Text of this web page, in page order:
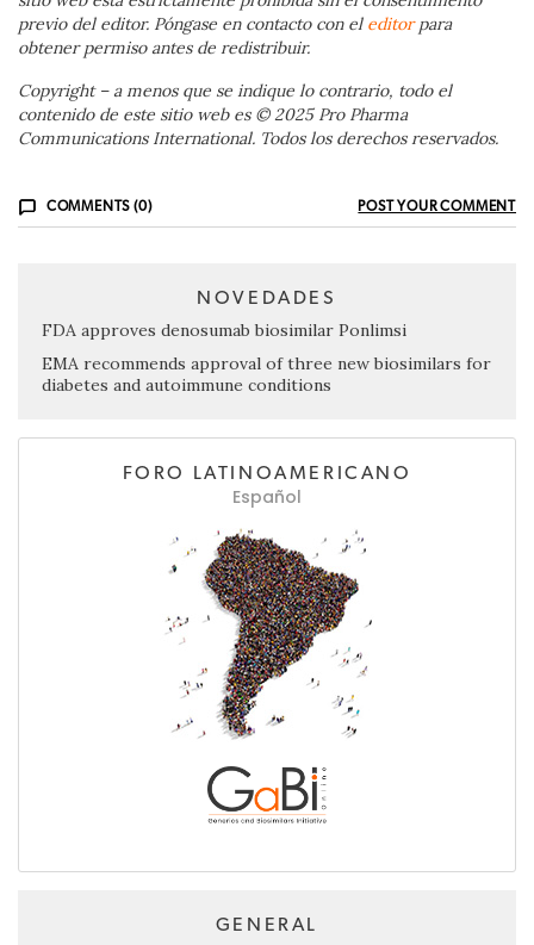
previo del editor. Póngase en contacto con el editorpara
obtener permiso antes de redistribuir.
Copyright – a menos que se indique lo contrario, todo el
contenido de este sitio web es © 2025 Pro Pharma
Communications International. Todos los derechos reservados.
COMMENTS (0) POST YOUR COMMENT
NOVEDADES
FDA approves denosumab biosimilar Ponlimsi
EMA recommends approval of three new biosimilars for
diabetes and autoimmune conditions
FORO LATINOAMERICANO
Español
GENERAL